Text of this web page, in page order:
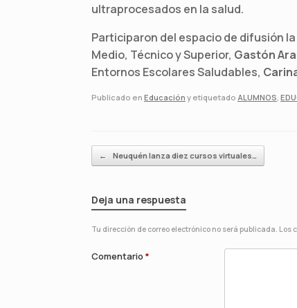
ultraprocesados en la salud.
Participaron del espacio de difusión
Medio, Técnico y Superior, Gastón
Entornos Escolares Saludables,
Publicado en Educación y etiquetado ALUMNOS,
Navegador de artículos
← Neuquén lanza diez cursos virtuales…
Deja una respuesta
Tu dirección de correo electrónico no será publicada. Los
Comentario *